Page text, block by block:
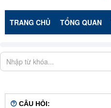
TRANG CHỦ TỔNG QUAN
CÂU HỎI: